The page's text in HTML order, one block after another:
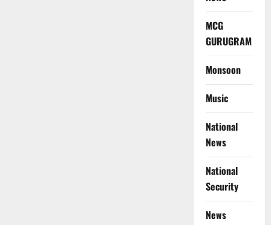
MCG
GURUGRAM
Monsoon
Music
National
News
National
Security
News